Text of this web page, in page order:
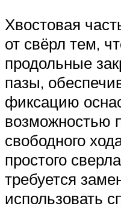
Хвостовая
от свёрл тем,
продольные
пазы,
фиксацию
возможностью
свободного
простого
требуется
использовать